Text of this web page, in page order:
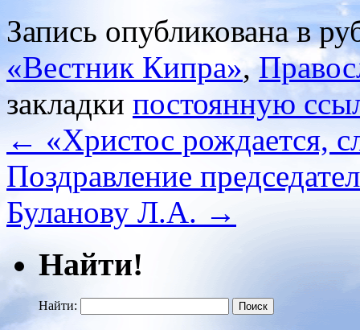
Запись опубликована в
«Вестник Кипра»,
закладки постоянную
← «Христос рождается,
Поздравление
Буланову Л.А. →
Найти!
Найти: